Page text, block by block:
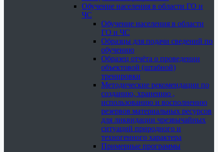
Обучение населения в области ГО и
ЧС
Обучение населения в области
ГО и ЧС
Образцы для подачи сведений по
обучению
Образец отчёта о проведении
объектовой (штабной)
тренировки
Методические рекомендации по
созданию, хранению ,
использованию и восполнению
резервов материальных ресурсов
для ликвидации чрезвычайных
ситуаций природного и
техногенного характера
Примерные программы